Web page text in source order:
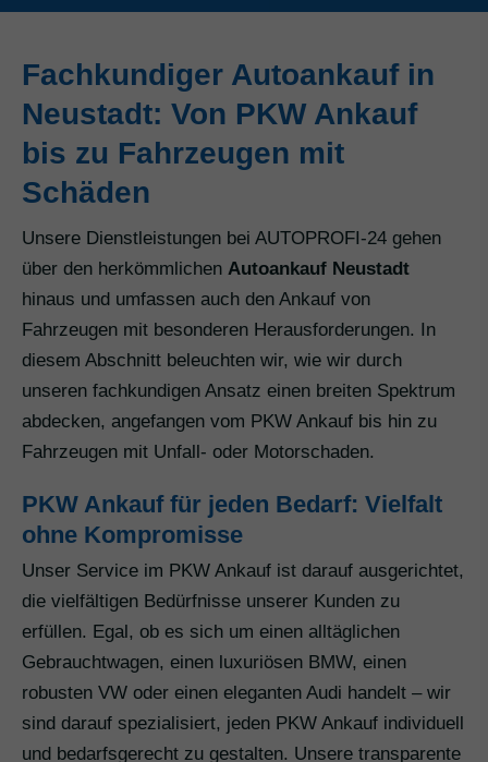
Fachkundiger Autoankauf in
Neustadt: Von PKW Ankauf
bis zu Fahrzeugen mit
Schäden
Unsere Dienstleistungen bei AUTOPROFI-24 gehen
über den herkömmlichen Autoankauf Neustadt
hinaus und umfassen auch den Ankauf von
Fahrzeugen mit besonderen Herausforderungen. In
diesem Abschnitt beleuchten wir, wie wir durch
unseren fachkundigen Ansatz einen breiten Spektrum
abdecken, angefangen vom PKW Ankauf bis hin zu
Fahrzeugen mit Unfall- oder Motorschaden.
PKW Ankauf für jeden Bedarf: Vielfalt
ohne Kompromisse
Unser Service im PKW Ankauf ist darauf ausgerichtet,
die vielfältigen Bedürfnisse unserer Kunden zu
erfüllen. Egal, ob es sich um einen alltäglichen
Gebrauchtwagen, einen luxuriösen BMW, einen
robusten VW oder einen eleganten Audi handelt – wir
sind darauf spezialisiert, jeden PKW Ankauf individuell
und bedarfsgerecht zu gestalten. Unsere transparente